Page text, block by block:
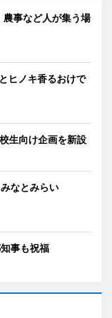
事など人が集う場
ヒノキ香るおけで
生向け企画を新設
なとみらい
事も祝福